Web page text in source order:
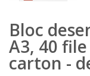
Bloc
A3, 40
carton -